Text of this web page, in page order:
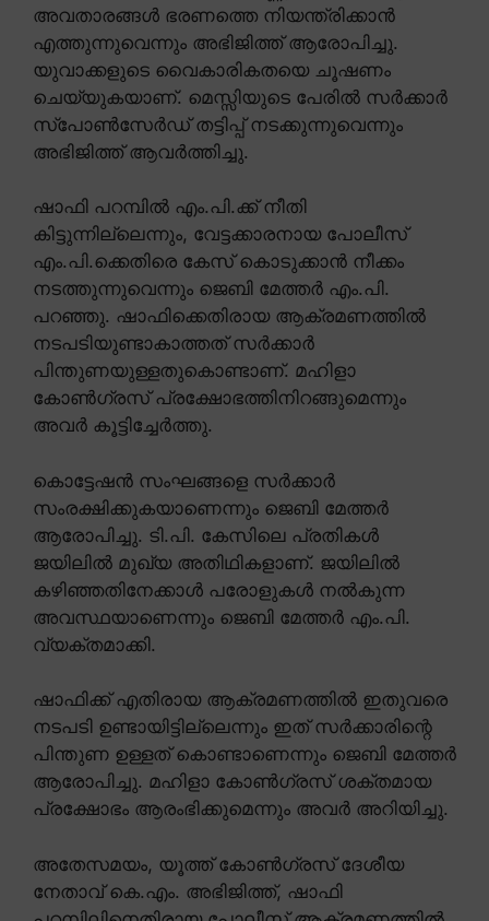
അവതാരങ്ങൾ ഭരണത്തെ നിയന്ത്രിക്കാൻ
എത്തുന്നുവെന്നും അഭിജിത്ത് ആരോപിച്ചു.
യുവാക്കളുടെ വൈകാരികതയെ ചൂഷണം
ചെയ്യുകയാണ്. മെസ്സിയുടെ പേരിൽ സർക്കാർ
സ്പോൺസേർഡ് തട്ടിപ്പ് നടക്കുന്നുവെന്നും
അഭിജിത്ത് ആവർത്തിച്ചു.
ഷാഫി പറമ്പിൽ എം.പി.ക്ക് നീതി
കിട്ടുന്നില്ലെന്നും, വേട്ടക്കാരനായ പോലീസ്
എം.പി.ക്കെതിരെ കേസ് കൊടുക്കാൻ നീക്കം
നടത്തുന്നുവെന്നും ജെബി മേത്തർ എം.പി.
പറഞ്ഞു. ഷാഫിക്കെതിരായ ആക്രമണത്തിൽ
നടപടിയുണ്ടാകാത്തത് സർക്കാർ
പിന്തുണയുള്ളതുകൊണ്ടാണ്. മഹിളാ
കോൺഗ്രസ് പ്രക്ഷോഭത്തിനിറങ്ങുമെന്നും
അവർ കൂട്ടിച്ചേർത്തു.
കൊട്ടേഷൻ സംഘങ്ങളെ സർക്കാർ
സംരക്ഷിക്കുകയാണെന്നും ജെബി മേത്തർ
ആരോപിച്ചു. ടി.പി. കേസിലെ പ്രതികൾ
ജയിലിൽ മുഖ്യ അതിഥികളാണ്. ജയിലിൽ
കഴിഞ്ഞതിനേക്കാൾ പരോളുകൾ നൽകുന്ന
അവസ്ഥയാണെന്നും ജെബി മേത്തർ എം.പി.
വ്യക്തമാക്കി.
ഷാഫിക്ക് എതിരായ ആക്രമണത്തിൽ ഇതുവരെ
നടപടി ഉണ്ടായിട്ടില്ലെന്നും ഇത് സർക്കാരിന്റെ
പിന്തുണ ഉള്ളത് കൊണ്ടാണെന്നും ജെബി മേത്തർ
ആരോപിച്ചു. മഹിളാ കോൺഗ്രസ് ശക്തമായ
പ്രക്ഷോഭം ആരംഭിക്കുമെന്നും അവർ അറിയിച്ചു.
അതേസമയം, യൂത്ത് കോൺഗ്രസ് ദേശീയ
നേതാവ് കെ.എം. അഭിജിത്ത്, ഷാഫി